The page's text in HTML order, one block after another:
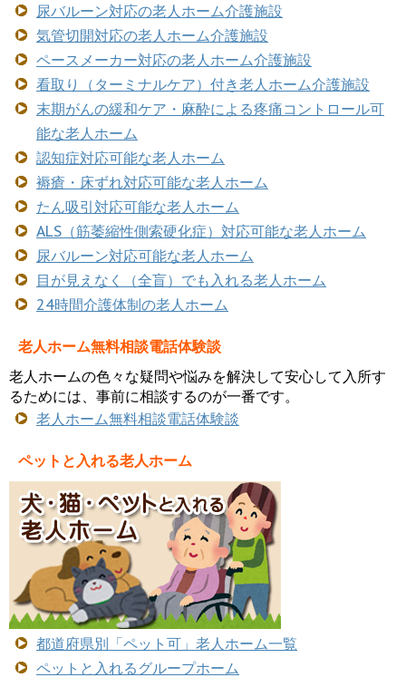
尿バルーン対応の老人ホーム介護施設
気管切開対応の老人ホーム介護施設
ペースメーカー対応の老人ホーム介護施設
看取り（ターミナルケア）付き老人ホーム介護施設
末期がんの緩和ケア・麻酔による疼痛コントロール可
能な老人ホーム
認知症対応可能な老人ホーム
褥瘡・床ずれ対応可能な老人ホーム
たん吸引対応可能な老人ホーム
ALS（筋萎縮性側索硬化症）対応可能な老人ホーム
尿バルーン対応可能な老人ホーム
目が見えなく（全盲）でも入れる老人ホーム
24時間介護体制の老人ホーム
老人ホーム無料相談電話体験談
老人ホームの色々な疑問や悩みを解決して安心して入所す
るためには、事前に相談するのが一番です。
老人ホーム無料相談電話体験談
ペットと入れる老人ホーム
都道府県別「ペット可」老人ホーム一覧
ペットと入れるグループホーム